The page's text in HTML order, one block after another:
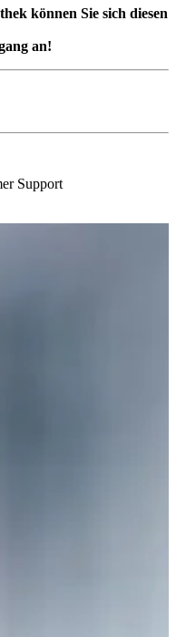
können Sie sich diesen
an!
Support